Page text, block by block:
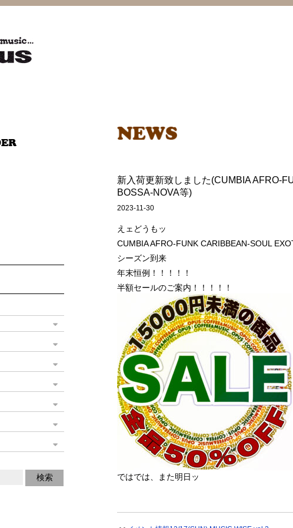
新入荷更新致しました(CUMBIA AFRO-
BOSSA-NOVA等)
2023-11-30
えェどうもッ
CUMBIA AFRO-FUNK CARIBBEAN-SOUL
シーズン到来
年末恒例！！！！！
半額セールのご案内！！！！！
ではでは、また明日ッ